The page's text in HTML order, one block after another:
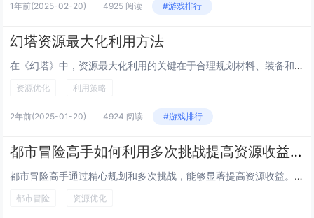
1年前(2025-02-20) 4925 阅读 #游戏排行
幻塔资源最大化利用方法
在《幻塔》中，资源最大化利用的关键在于合理规划材料、装备和货币的使用。优先升级主武器和核心装备，确保战斗力稳步提升。关注每日任务和活动奖励，积累稀有材料如赤核、金核等，用于抽取高品质武器或拓荒者。分解多余装备获取基础材料，优化合成路线，减少...
资源优化 利用策略
2年前(2025-01-20) 4924 阅读 #游戏排行
都市冒险高手如何利用多次挑战提高资源收益，挑战资源最大化
都市冒险高手通过精心规划和多次挑战，能够显著提高资源收益。他们深入研究每次挑战的规则与奖励机制，确保每次都选择最优路径。利用累积的经验和技能，在不同场景中灵活应对，减少失败几率。他们会合理分配时间和精力，专注于高回报的任务。通过不断积累资源...
都市冒险 资源优化